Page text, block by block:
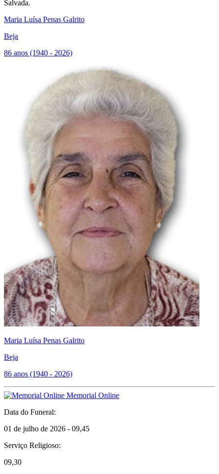
Salvada.
Maria Luísa Penas Galrito
Beja
86 anos (1940 - 2026)
Maria Luísa Penas Galrito
Beja
86 anos (1940 - 2026)
Memorial Online
Data do Funeral:
01 de julho de 2026 - 09,45
Serviço Religioso:
09,30